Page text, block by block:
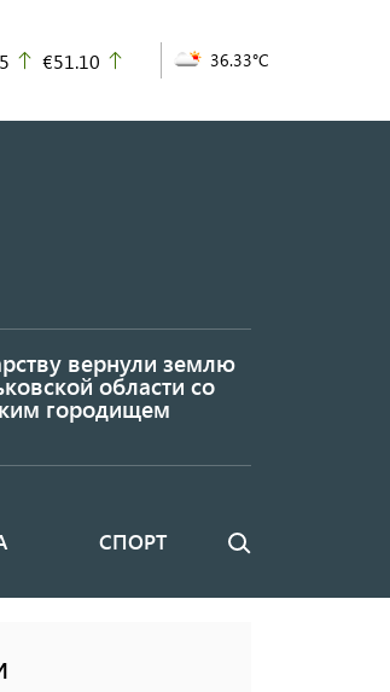
up
€51.10 36.33°C
вернули землю
области со
городищем
СПОРТ Поиск